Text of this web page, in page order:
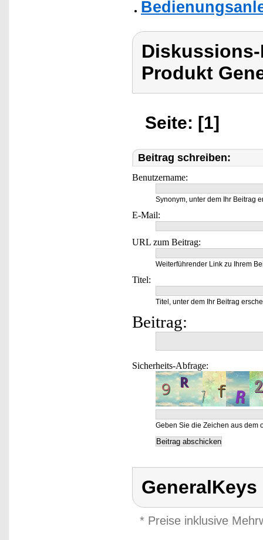
Produkt
Seite: [1]
Beitrag schreiben:
Benutzername:
Synonym, unter dem Ihr Beitrag
E-Mail:
URL zum Beitrag:
Weiterführender Link zu Ihrem
Titel:
Titel, unter dem Ihr Beitrag
Beitrag:
Sicherheits-Abfrage:
Geben Sie die Zeichen aus dem
GeneralKeys
* Preise inklusive